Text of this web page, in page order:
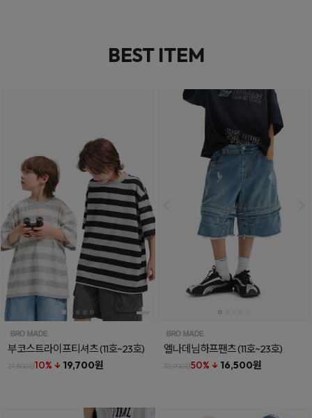
BEST ITEM
부코스트라이프티셔츠(11호~23호)
21,800원10% ↓ 19,700원
엘나데님하프팬츠(11호~23호)
32,900원50% ↓ 16,500원